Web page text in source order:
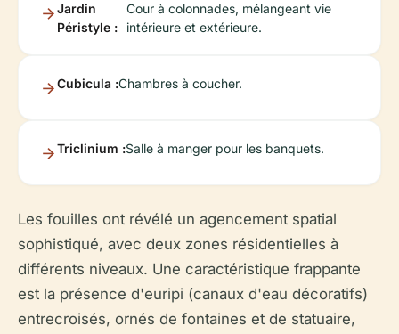
Jardin
Péristyle :
Cour à colonnades, mélangeant vie
intérieure et extérieure.
Cubicula :Chambres à coucher.
Triclinium :Salle à manger pour les banquets.
Les fouilles ont révélé un agencement spatial
sophistiqué, avec deux zones résidentielles à
différents niveaux. Une caractéristique frappante
est la présence d'euripi (canaux d'eau décoratifs)
entrecroisés, ornés de fontaines et de statuaire,